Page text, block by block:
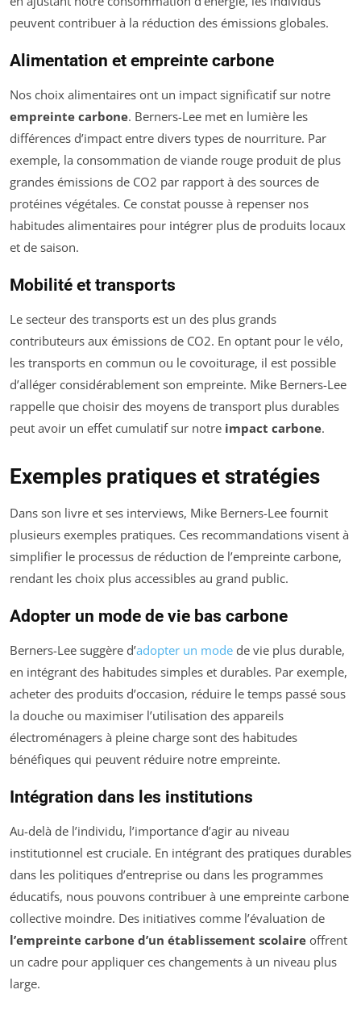
peuvent contribuer à la réduction des émissions globales.
Alimentation et empreinte carbone
Nos choix alimentaires ont un impact significatif sur notre
empreinte carbone. Berners-Lee met en lumière les
différences d’impact entre divers types de nourriture. Par
exemple, la consommation de viande rouge produit de plus
grandes émissions de CO2 par rapport à des sources de
protéines végétales. Ce constat pousse à repenser nos
habitudes alimentaires pour intégrer plus de produits locaux
et de saison.
Mobilité et transports
Le secteur des transports est un des plus grands
contributeurs aux émissions de CO2. En optant pour le vélo,
les transports en commun ou le covoiturage, il est possible
d’alléger considérablement son empreinte. Mike Berners-Lee
rappelle que choisir des moyens de transport plus durables
peut avoir un effet cumulatif sur notre impact carbone.
Exemples pratiques et stratégies
Dans son livre et ses interviews, Mike Berners-Lee fournit
plusieurs exemples pratiques. Ces recommandations visent à
simplifier le processus de réduction de l’empreinte carbone,
rendant les choix plus accessibles au grand public.
Adopter un mode de vie bas carbone
Berners-Lee suggère d’adopter un mode de vie plus durable,
en intégrant des habitudes simples et durables. Par exemple,
acheter des produits d’occasion, réduire le temps passé sous
la douche ou maximiser l’utilisation des appareils
électroménagers à pleine charge sont des habitudes
bénéfiques qui peuvent réduire notre empreinte.
Intégration dans les institutions
Au-delà de l’individu, l’importance d’agir au niveau
institutionnel est cruciale. En intégrant des pratiques durables
dans les politiques d’entreprise ou dans les programmes
éducatifs, nous pouvons contribuer à une empreinte carbone
collective moindre. Des initiatives comme l’évaluation de
l’empreinte carbone d’un établissement scolaire offrent
un cadre pour appliquer ces changements à un niveau plus
large.